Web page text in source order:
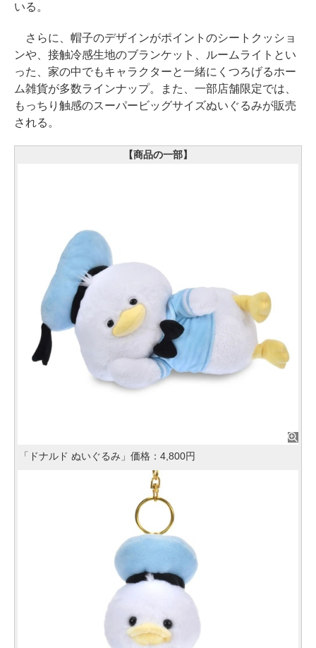
いる。
さらに、帽子のデザインがポイントのシートクッショ
ンや、接触冷感生地のブランケット、ルームライトとい
った、家の中でもキャラクターと一緒にくつろげるホー
ム雑貨が多数ラインナップ。また、一部店舗限定では、
もっちり触感のスーパービッグサイズぬいぐるみが販売
される。
【商品の一部】
「ドナルド ぬいぐるみ」価格：4,800円